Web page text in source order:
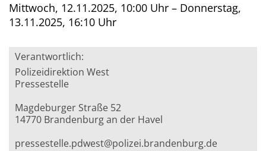
Mittwoch, 12.11.2025, 10:00 Uhr – Donnerstag,
13.11.2025, 16:10 Uhr
Verantwortlich:
Polizeidirektion West
Pressestelle
Magdeburger Straße 52
14770 Brandenburg an der Havel
pressestelle.pdwest@polizei.brandenburg.de